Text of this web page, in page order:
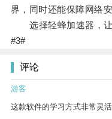
界，同时还能保障网络安
选择轻蜂加速器，让
#3#
评论
游客
这款软件的学习方式非常灵